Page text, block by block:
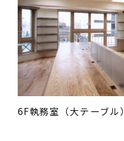
6F執務室（大テーブル）